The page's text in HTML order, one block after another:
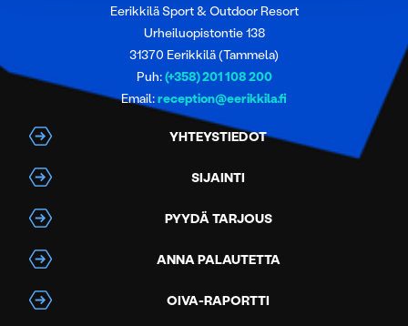
Käytämme evästeitä tarjoamamme sisällön ja mainosten
räätälöimiseen, sosiaalisen median ominaisuuksien
tukemiseen ja kävijämäärämme analysoimiseen. Lisäksi
jaamme sosiaalisen median, mainosalan ja analytiikka-
alan kumppaneillemme tietoja siitä, miten käytät
sivustoamme. Kumppanimme voivat yhdistää näitä
tietoja muihin tietoihin, joita olet antanut heille tai joita on
kerätty, kun olet käyttänyt heidän palvelujaan.
Eerikkilä Sport & Outdoor Resort
Urheiluopistontie 138
31370 Eerikkilä (Tammela)
Puh:(+358) 201 108 200
Email:reception@eerikkila.fi
YHTEYSTIEDOT
SIJAINTI
PYYDÄ TARJOUS
ANNA PALAUTETTA
OIVA-RAPORTTI